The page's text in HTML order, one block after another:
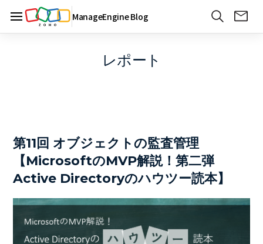
ManageEngine Blog
レポート
第11回 オブジェクトの監査管理
【MicrosoftのMVP解説！第二弾
Active Directoryのハウツー読本】